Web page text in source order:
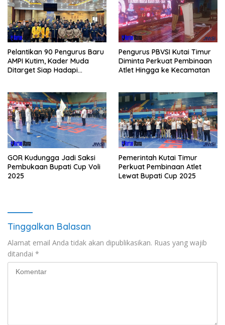
Pelantikan 90 Pengurus Baru
AMPI Kutim, Kader Muda
Ditarget Siap Hadapi
Pengurus PBVSI Kutai Timur
Diminta Perkuat Pembinaan
Atlet Hingga ke Kecamatan
GOR Kudungga Jadi Saksi
Pembukaan Bupati Cup Voli
2025
Pemerintah Kutai Timur
Perkuat Pembinaan Atlet
Lewat Bupati Cup 2025
Tinggalkan Balasan
Alamat email Anda tidak akan dipublikasikan. Ruas yang wajib
ditandai *